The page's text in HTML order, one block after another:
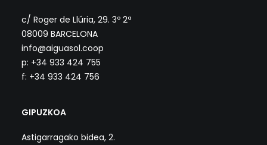
c/ Roger de Llúria, 29. 3º 2ª
08009 BARCELONA
info@aiguasol.coop
p: +34 933 424 755
f: +34 933 424 756
GIPUZKOA
Astigarragako bidea, 2.